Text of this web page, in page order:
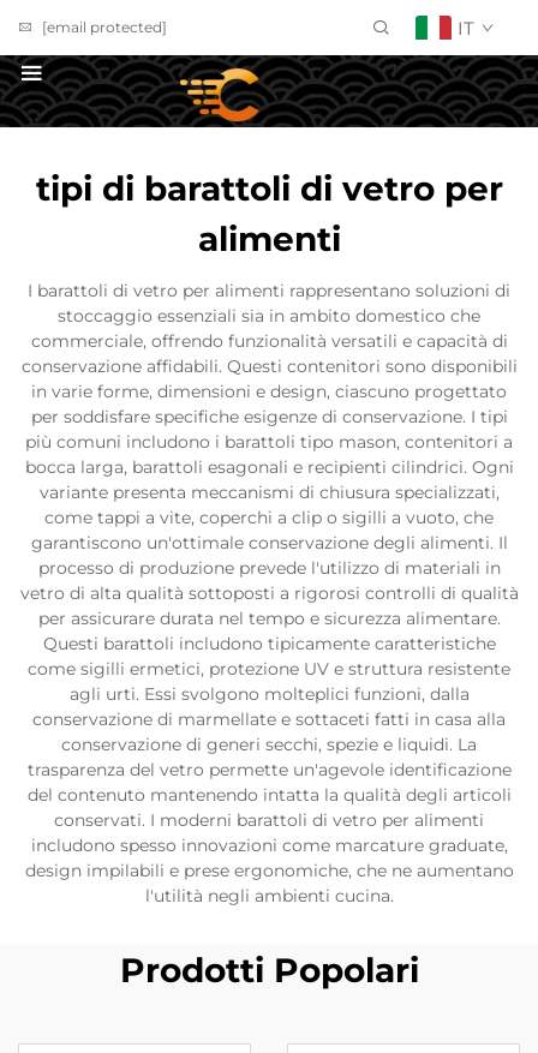
[email protected] IT
tipi di barattoli di vetro per
alimenti
I barattoli di vetro per alimenti rappresentano soluzioni di
stoccaggio essenziali sia in ambito domestico che
commerciale, offrendo funzionalità versatili e capacità di
conservazione affidabili. Questi contenitori sono disponibili
in varie forme, dimensioni e design, ciascuno progettato
per soddisfare specifiche esigenze di conservazione. I tipi
più comuni includono i barattoli tipo mason, contenitori a
bocca larga, barattoli esagonali e recipienti cilindrici. Ogni
variante presenta meccanismi di chiusura specializzati,
come tappi a vite, coperchi a clip o sigilli a vuoto, che
garantiscono un'ottimale conservazione degli alimenti. Il
processo di produzione prevede l'utilizzo di materiali in
vetro di alta qualità sottoposti a rigorosi controlli di qualità
per assicurare durata nel tempo e sicurezza alimentare.
Questi barattoli includono tipicamente caratteristiche
come sigilli ermetici, protezione UV e struttura resistente
agli urti. Essi svolgono molteplici funzioni, dalla
conservazione di marmellate e sottaceti fatti in casa alla
conservazione di generi secchi, spezie e liquidi. La
trasparenza del vetro permette un'agevole identificazione
del contenuto mantenendo intatta la qualità degli articoli
conservati. I moderni barattoli di vetro per alimenti
includono spesso innovazioni come marcature graduate,
design impilabili e prese ergonomiche, che ne aumentano
l'utilità negli ambienti cucina.
Prodotti Popolari